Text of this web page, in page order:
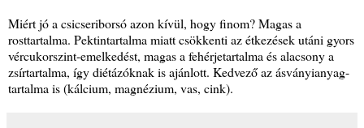
Miért jó a csicseriborsó azon kívül, hogy finom? Magas a
rosttartalma. Pektintartalma miatt csökkenti az étkezések utáni gyors
vércukorszint-emelkedést, magas a fehérjetartalma és alacsony a
zsírtartalma, így diétázóknak is ajánlott. Kedvező az ásványianyag-
tartalma is (kálcium, magnézium, vas, cink).